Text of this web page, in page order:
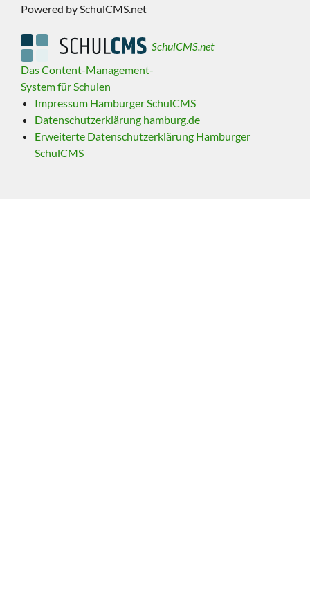
Powered by SchulCMS.net
SchulCMS.net
Das Content-Management-
System für Schulen
Impressum Hamburger SchulCMS
Datenschutzerklärung hamburg.de
Erweiterte Datenschutzerklärung Hamburger
SchulCMS